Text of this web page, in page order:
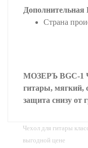
Страна
МОЗЕРЪ BGC-1
гитары, мягкий,
защита снизу от
Чехол для гитары
выгодной цене